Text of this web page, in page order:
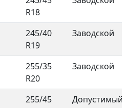
R18
245/40
R19
Заводской
255/35
R20
Заводской
255/45
Допустимый